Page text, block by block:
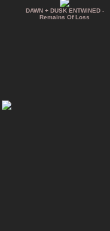
DAWN + DUSK ENTWINED -
Remains Of Loss